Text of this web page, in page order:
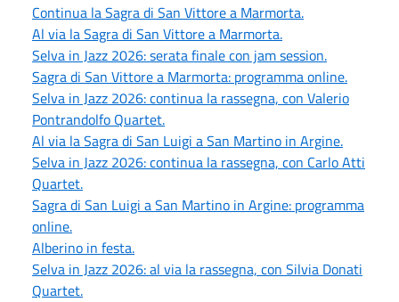
Continua la Sagra di San Vittore a Marmorta.
Al via la Sagra di San Vittore a Marmorta.
Selva in Jazz 2026: serata finale con jam session.
Sagra di San Vittore a Marmorta: programma online.
Selva in Jazz 2026: continua la rassegna, con Valerio
Pontrandolfo Quartet.
Al via la Sagra di San Luigi a San Martino in Argine.
Selva in Jazz 2026: continua la rassegna, con Carlo Atti
Quartet.
Sagra di San Luigi a San Martino in Argine: programma
online.
Alberino in festa.
Selva in Jazz 2026: al via la rassegna, con Silvia Donati
Quartet.